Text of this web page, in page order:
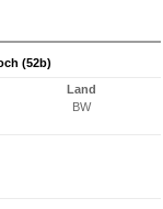
(52b)
Land
BW